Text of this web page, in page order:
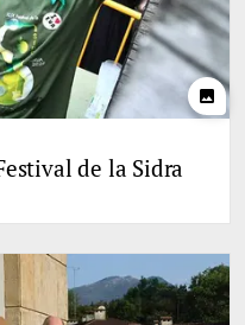
photo
de la Sidra